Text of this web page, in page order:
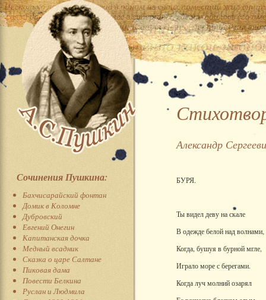
Сочинения Пушкина:
Бахчисарайский фонтан
Домик в Коломне
Дубровский
Евгений Онегин
Капитанская дочка
Медный всадник
Сказка о царе Салтане
Пиковая дама
Повести Белкина
Руслан и Людмила
Александр
БУРЯ.
Ты видел деву на скале
В одежде белой над волнами,
Когда, бушуя в бурной мгле,
Играло море с берегами.
Когда луч молний озарял